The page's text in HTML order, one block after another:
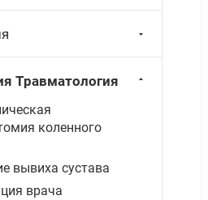
Травматология
коленного
вывиха сустава
врача